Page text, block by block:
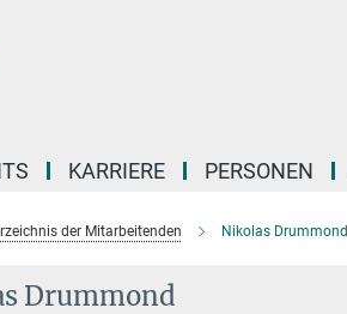
KARRIERE PERSONEN
der Mitarbeitenden Nikolas Drummond
Drummond